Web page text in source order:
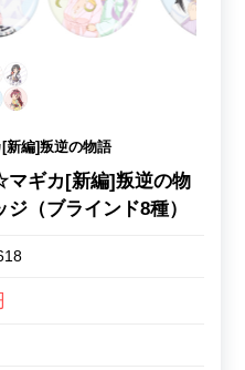
編]叛逆の物語
ギカ[新編]叛逆の物
（ブラインド8種）